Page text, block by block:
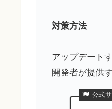
対策方法
アップデート
開発者が提供